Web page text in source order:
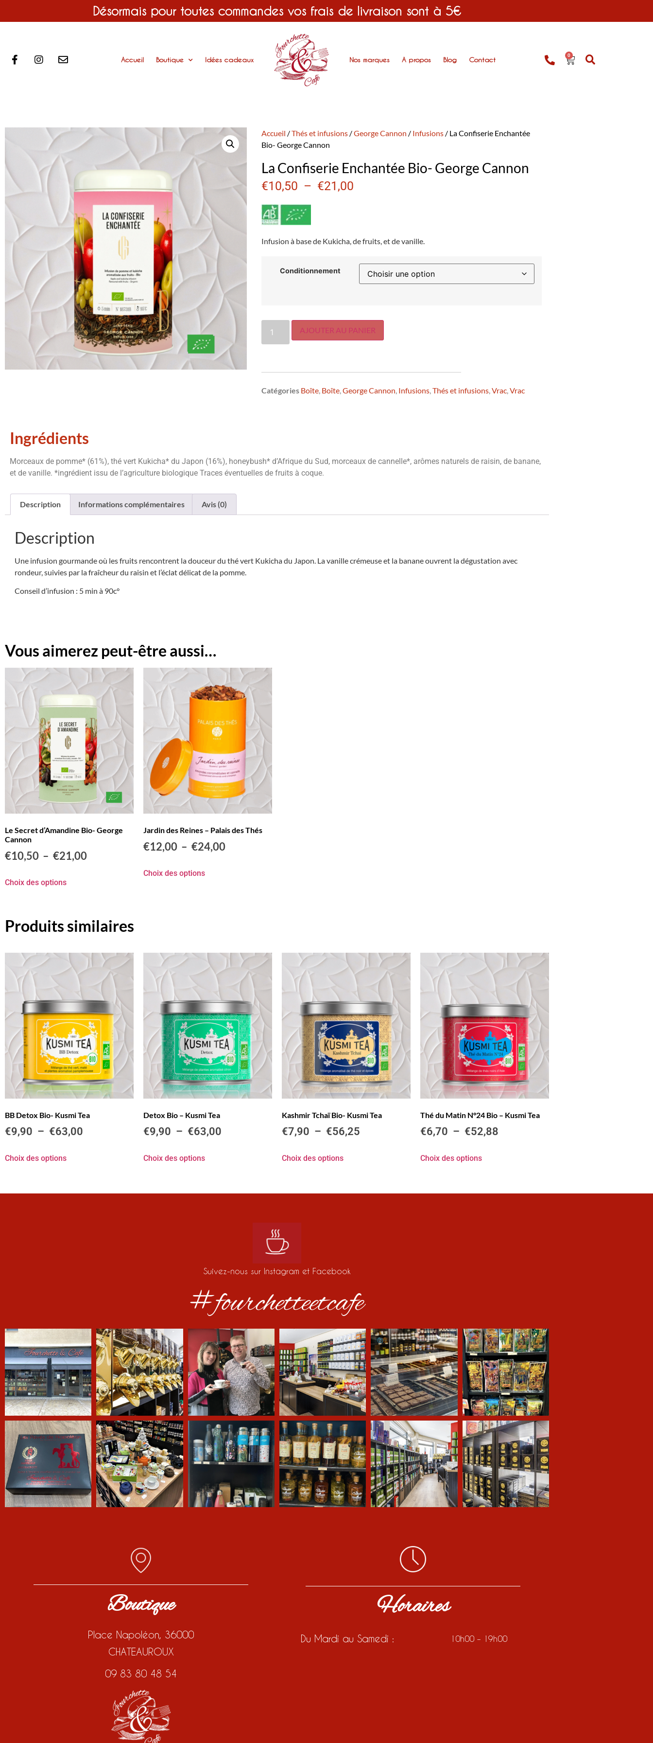
Désormais pour toutes commandes vos frais de livraison sont à 5€
Accueil Boutique Idées cadeaux Nos marques A propos Blog Contact
0
Accueil /Thés et infusions /George Cannon / Infusions / La Confiserie Enchantée
Bio- George Cannon
La Confiserie Enchantée Bio- George Cannon
€10,50 – €21,00
Infusion à base de Kukicha, de fruits, et de vanille.
Conditionnement
AJOUTER AU PANIER
Catégories Boîte, Boîte,George Cannon, Infusions,Thés et infusions,Vrac,Vrac
Ingrédients
Morceaux de pomme* (61%), thé vert Kukicha* du Japon (16%), honeybush* d’Afrique du Sud, morceaux de cannelle*, arômes naturels de raisin, de banane,
et de vanille. *ingrédient issu de l’agriculture biologique Traces éventuelles de fruits à coque.
Description Informations complémentaires Avis (0)
Description
Une infusion gourmande où les fruits rencontrent la douceur du thé vert Kukicha du Japon. La vanille crémeuse et la banane ouvrent la dégustation avec
rondeur, suivies par la fraîcheur du raisin et l’éclat délicat de la pomme.
Conseil d’infusion : 5 min à 90c°
Vous aimerez peut-être aussi…
Le Secret d’Amandine Bio- George
Cannon
€10,50 – €21,00
Choix des options
Jardin des Reines – Palais des Thés
€12,00 – €24,00
Choix des options
Produits similaires
BB Detox Bio- Kusmi Tea
€9,90 – €63,00
Choix des options
Detox Bio – Kusmi Tea
€9,90 – €63,00
Choix des options
Kashmir Tchaï Bio- Kusmi Tea
€7,90 – €56,25
Choix des options
Thé du Matin N°24 Bio – Kusmi Tea
€6,70 – €52,88
Choix des options
Suivez-nous sur Instagram et Facebook
#fourchetteetcafe
Boutique
Place Napoléon, 36000
CHATEAUROUX
09 83 80 48 54
Horaires
Du Mardi au Samedi : 10h00 – 19h00